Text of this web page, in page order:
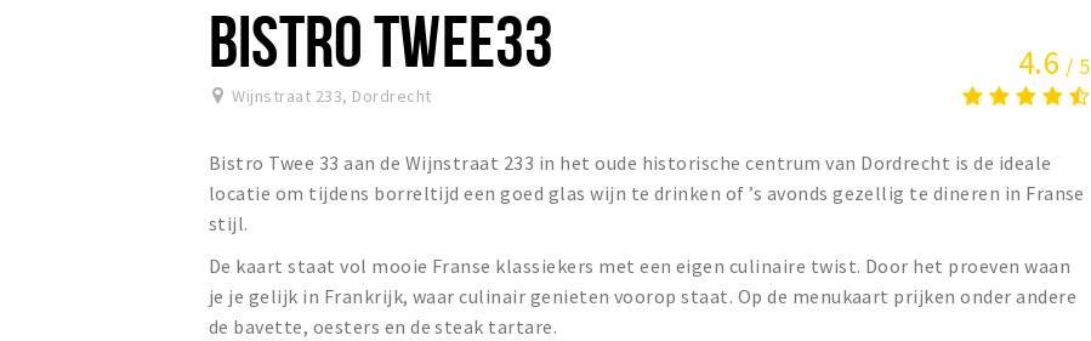
BISTRO TWEE33
Wijnstraat 233, Dordrecht
4.6 / 5
Bistro Twee 33 aan de Wijnstraat 233 in het oude historische centrum van Dordrecht is de ideale
locatie om tijdens borreltijd een goed glas wijn te drinken of ’s avonds gezellig te dineren in Franse
stijl.
De kaart staat vol mooie Franse klassiekers met een eigen culinaire twist. Door het proeven waan
je je gelijk in Frankrijk, waar culinair genieten voorop staat. Op de menukaart prijken onder andere
de bavette, oesters en de steak tartare.